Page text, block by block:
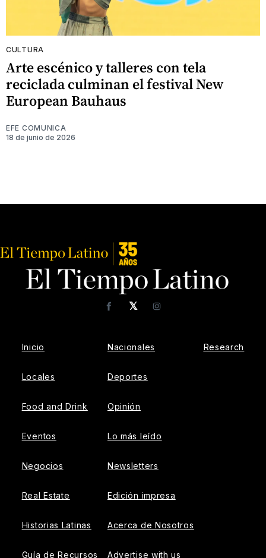
CULTURA
Arte escénico y talleres con tela
reciclada culminan el festival New
European Bauhaus
EFE COMUNICA
18 de junio de 2026
𝕏
FacebookInstagram
Inicio
Locales
Food and Drink
Eventos
Negocios
Real Estate
Historias Latinas
Guía de Recursos
Nacionales
Deportes
Opinión
Lo más leído
Newsletters
Edición impresa
Acerca de Nosotros
Advertise with us
Research